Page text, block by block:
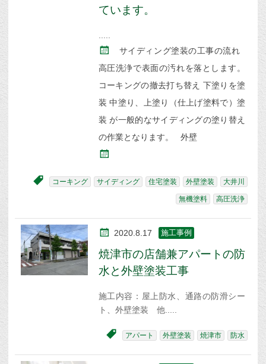
ています。
サイディング塗装の工事の流れ
高圧洗浄で表面の汚れを落とします。
コーキングの撤去打ち替え 下塗りを塗
装 中塗り、上塗り（仕上げ塗料で）塗
装 が一般的なサイディングの塗り替え
の作業となります。 外壁
コーキング サイディング 住宅塗装 外壁塗装 大井川
無機塗料 高圧洗浄
2020.8.17 施工事例
焼津市の店舗兼アパートの防
水と外壁塗装工事
施工内容：屋上防水、通路の防滑シー
ト、外壁塗装 他
アパート 外壁塗装 焼津市 防水